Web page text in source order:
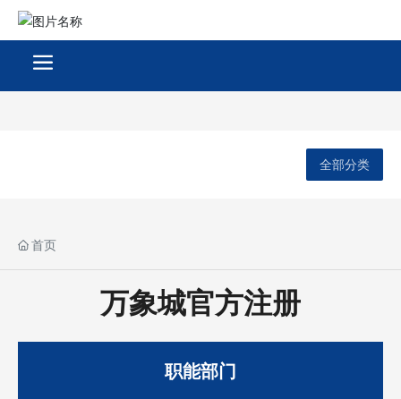
全部分类
首页
万象城官方注册
职能部门